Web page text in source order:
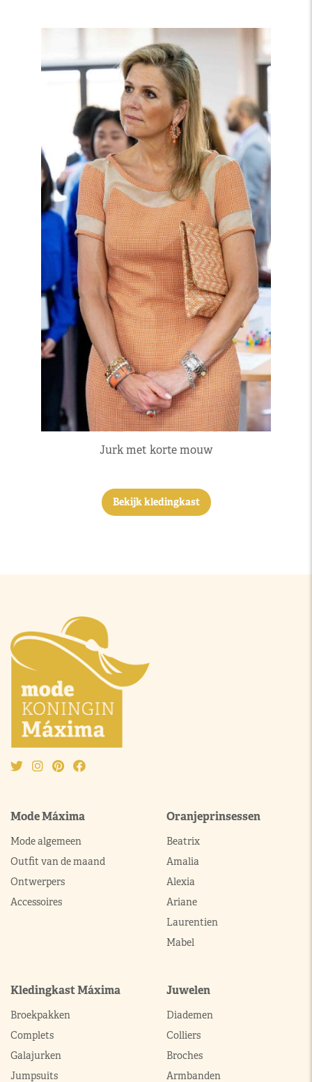
Jurk met korte mouw
Bekijk kledingkast
Mode Máxima
Mode algemeen
Outfit van de maand
Ontwerpers
Accessoires
Oranjeprinsessen
Beatrix
Amalia
Alexia
Ariane
Laurentien
Mabel
Kledingkast Máxima
Broekpakken
Complets
Galajurken
Jumpsuits
Juwelen
Diademen
Colliers
Broches
Armbanden